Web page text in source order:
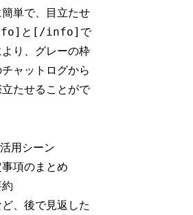
単で、目立たせ
と [/info] で
り、グレーの枠
ャットログから
たせることがで
用シーン
事項のまとめ
、後で見返した